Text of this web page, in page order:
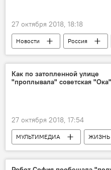
27 октября 2018, 18:18
Новости Россия
Турция
Сирия
Мевлют Чавушоглу
Как по затопленной улице
"проплывала" советская "Ока"
27 октября 2018, 17:54
МУЛЬТИМЕДИА ЖИЗНЬ
Новости
Россия